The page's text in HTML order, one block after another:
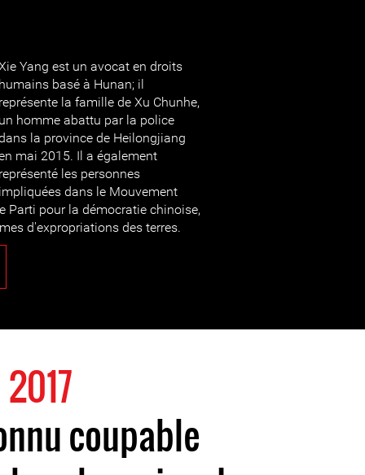
Yang est un avocat en droits
basé à Hunan; il
la famille de Xu Chunhe,
homme abattu par la police
la province de Heilongjiang
mai 2015. Il a également
les personnes
dans le Mouvement
Parti pour la démocratie chinoise,
d'expropriations des terres.
coupable